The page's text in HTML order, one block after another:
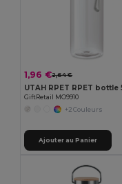
1,96 €2,64 €
UTAH RPET RPET bottle
GiftRetail MO9910
+2 Couleurs
Ajouter au Panier